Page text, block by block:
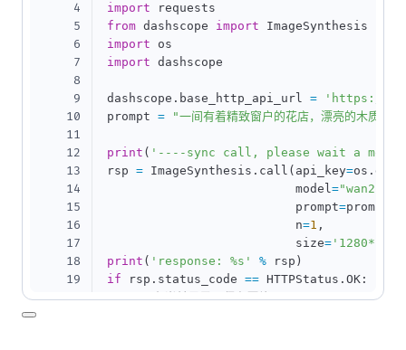
4
5
6
7
8
9
10
11
12
13
14
15
16
17
18
19
20
import
from dashscope import
import
import dashscope
dashscope . base_http_api_url =
'https://
prompt = "一间有着精致窗户的花店，漂亮的木质门
print ( '----sync call, please wait a
rsp = ImageSynthesis . call ( api_key=os .
                          model
="wan2.5-
                          prompt
=prompt
                          n
=1 ,
                          size
=
print ( 'response: %s' % rsp )
if rsp . status_code == HTTPStatus . OK :
# 在当前目录下保存图片